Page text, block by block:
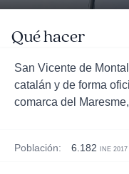
Qué hacer
San Vicente de
catalán y de forma
comarca del
Población: 6.182 INE 2017